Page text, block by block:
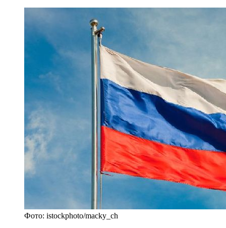
Фото: istockphoto/macky_ch